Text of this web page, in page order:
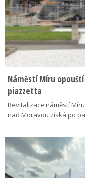
Náměstí Míru
piazzetta
Revitalizace náměstí
nad Moravou získá po